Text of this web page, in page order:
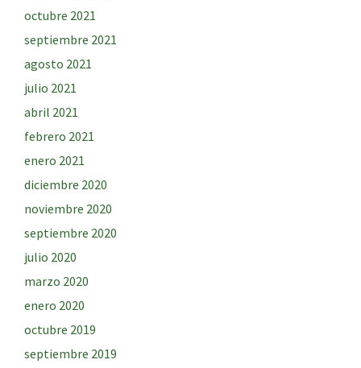
octubre 2021
septiembre 2021
agosto 2021
julio 2021
abril 2021
febrero 2021
enero 2021
diciembre 2020
noviembre 2020
septiembre 2020
julio 2020
marzo 2020
enero 2020
octubre 2019
septiembre 2019